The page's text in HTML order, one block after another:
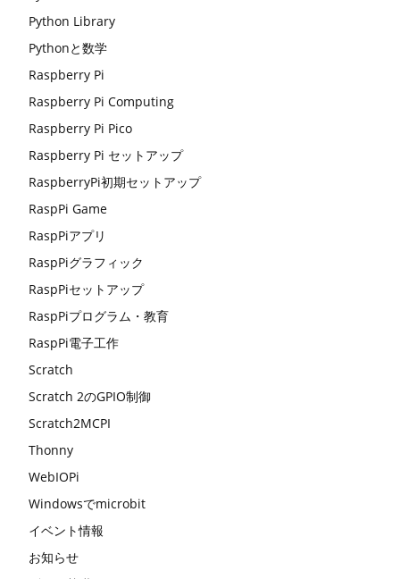
Python Library
Pythonと数学
Raspberry Pi
Raspberry Pi Computing
Raspberry Pi Pico
Raspberry Pi セットアップ
RaspberryPi初期セットアップ
RaspPi Game
RaspPiアプリ
RaspPiグラフィック
RaspPiセットアップ
RaspPiプログラム・教育
RaspPi電子工作
Scratch
Scratch 2のGPIO制御
Scratch2MCPI
Thonny
WebIOPi
Windowsでmicrobit
イベント情報
お知らせ